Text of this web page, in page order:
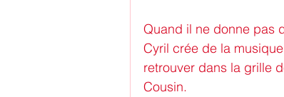
Quand il ne donne pas
Cyril crée de la
retrouver dans la grille
Cousin.